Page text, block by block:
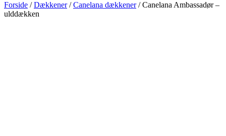
Forside /Dækkener/Canelana dækkener/ Canelana Ambassadør –
ulddækken